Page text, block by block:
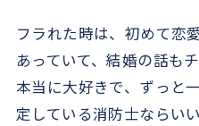
フラれた時は、初めて恋
あっていて、結婚の話も
本当に大好きで、ずっと
定している消防士ならい